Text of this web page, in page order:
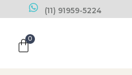
(11) 91959-5224
0